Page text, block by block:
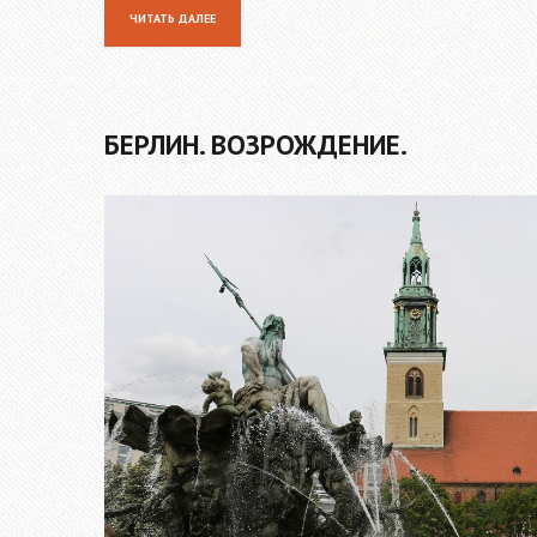
ЧИТАТЬ ДАЛЕЕ
БЕРЛИН. ВОЗРОЖДЕНИЕ.